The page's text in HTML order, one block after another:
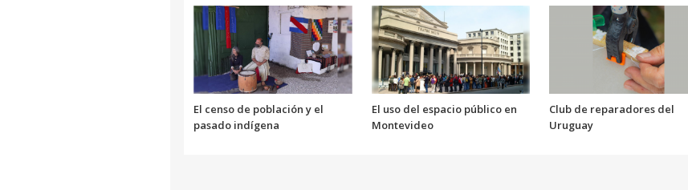
El censo de población y el
pasado indígena
El uso del espacio público en
Montevideo
Club de reparadores del
Uruguay